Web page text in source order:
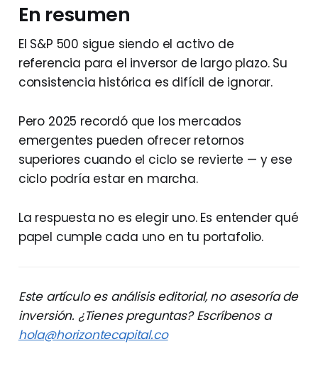
En resumen
El S&P 500 sigue siendo el activo de
referencia para el inversor de largo plazo. Su
consistencia histórica es difícil de ignorar.
Pero 2025 recordó que los mercados
emergentes pueden ofrecer retornos
superiores cuando el ciclo se revierte — y ese
ciclo podría estar en marcha.
La respuesta no es elegir uno. Es entender qué
papel cumple cada uno en tu portafolio.
Este artículo es análisis editorial, no asesoría de
inversión. ¿Tienes preguntas? Escríbenos a
hola@horizontecapital.co